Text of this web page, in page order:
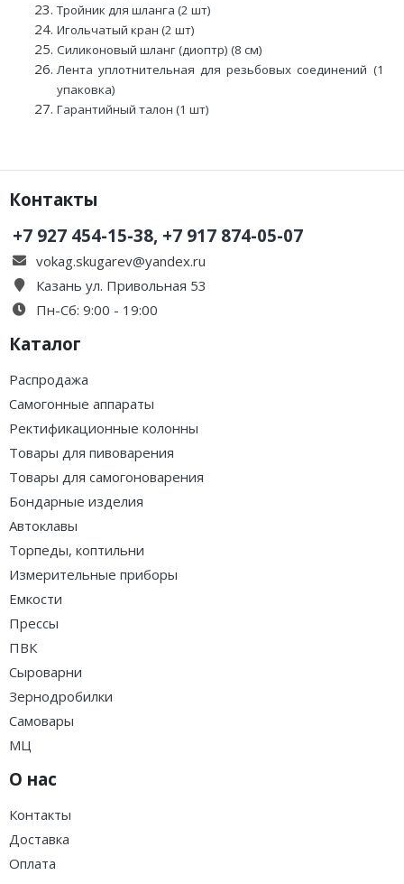
Тройник для шланга (2 шт)
Игольчатый кран (2 шт)
Силиконовый шланг (диоптр) (8 см)
Лента уплотнительная для резьбовых соединений (1
упаковка)
Гарантийный талон (1 шт)
Контакты
+7 927 454-15-38, +7 917 874-05-07
vokag.skugarev@yandex.ru
Казань ул. Привольная 53
Пн-Сб: 9:00 - 19:00
Каталог
Распродажа
Самогонные аппараты
Ректификационные колонны
Товары для пивоварения
Товары для самогоноварения
Бондарные изделия
Автоклавы
Торпеды, коптильни
Измерительные приборы
Емкости
Прессы
ПВК
Сыроварни
Зернодробилки
Самовары
МЦ
О нас
Контакты
Доставка
Оплата